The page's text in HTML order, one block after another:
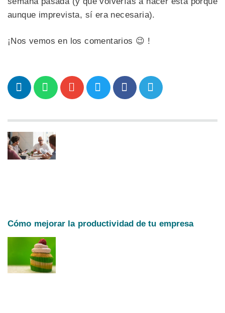
aunque imprevista, sí era necesaria).
¡Nos vemos en los comentarios 😉 !
Cómo mejorar la productividad de tu empresa